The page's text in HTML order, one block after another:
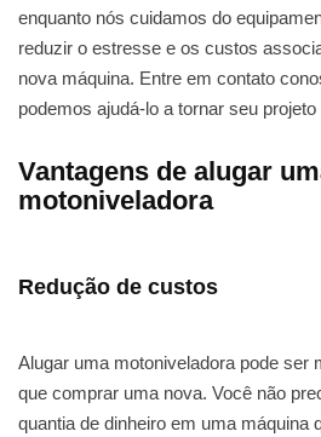
enquanto nós cuidamos do
reduzir o estresse e os custos
nova máquina. Entre em contato
podemos ajudá-lo a tornar seu
Vantagens de alugar
motoniveladora
Redução de custos
Alugar uma motoniveladora pode ser
que comprar uma nova. Você não
quantia de dinheiro em uma máquina